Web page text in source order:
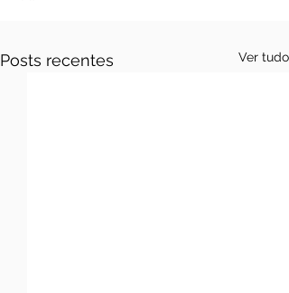
Posts recentes Ver tudo